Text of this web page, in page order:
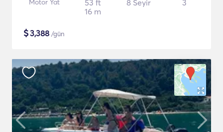
Motor Yat
53 ft
16 m
8 Seyir 3
$3,388 /gün